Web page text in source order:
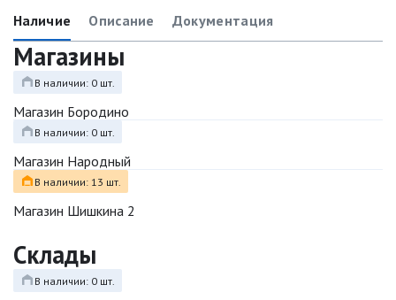
Наличие Описание Документация
Магазины
В наличии: 0 шт.
Магазин Бородино
В наличии: 0 шт.
Магазин Народный
В наличии: 13 шт.
Магазин Шишкина 2
Склады
В наличии: 0 шт.